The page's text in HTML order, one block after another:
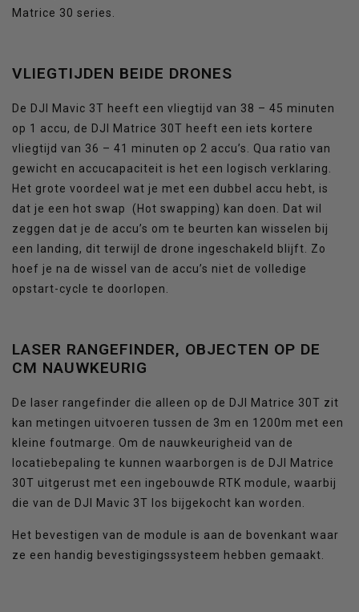
Matrice 30 series.
VLIEGTIJDEN BEIDE DRONES
De DJI Mavic 3T heeft een vliegtijd van 38 – 45 minuten
op 1 accu, de DJI Matrice 30T heeft een iets kortere
vliegtijd van 36 – 41 minuten op 2 accu’s. Qua ratio van
gewicht en accucapaciteit is het een logisch verklaring.
Het grote voordeel wat je met een dubbel accu hebt, is
dat je een hot swap (Hot swapping) kan doen. Dat wil
zeggen dat je de accu’s om te beurten kan wisselen bij
een landing, dit terwijl de drone ingeschakeld blijft. Zo
hoef je na de wissel van de accu’s niet de volledige
opstart-cycle te doorlopen.
LASER RANGEFINDER, OBJECTEN OP DE
CM NAUWKEURIG
De laser rangefinder die alleen op de DJI Matrice 30T zit
kan metingen uitvoeren tussen de 3m en 1200m met een
kleine foutmarge. Om de nauwkeurigheid van de
locatiebepaling te kunnen waarborgen is de DJI Matrice
30T uitgerust met een ingebouwde RTK module, waarbij
die van de DJI Mavic 3T los bijgekocht kan worden.
Het bevestigen van de module is aan de bovenkant waar
ze een handig bevestigingssysteem hebben gemaakt.